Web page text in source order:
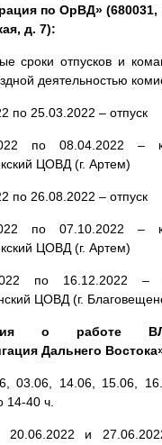
по ОрВД» (680031,
д. 7):
сроки отпусков и
деятельностью
по 25.03.2022 – отпуск
по 08.04.2022 –
ЦОВД (г. Артем)
по 26.08.2022 – отпуск
по 07.10.2022 –
ЦОВД (г. Артем)
по 16.12.2022 –
ЦОВД (г.
о работе
Дальнего
03.06, 14.06, 15.06,
14-40 ч.
20.06.2022 и